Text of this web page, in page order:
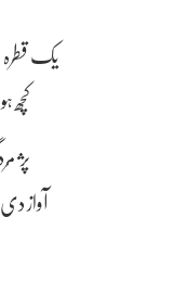
یک قطرہ
کچھ
پژ
آواز